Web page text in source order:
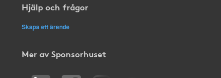
Hjälp och frågor
Skapa ett ärende
Mer av Sponsorhuset